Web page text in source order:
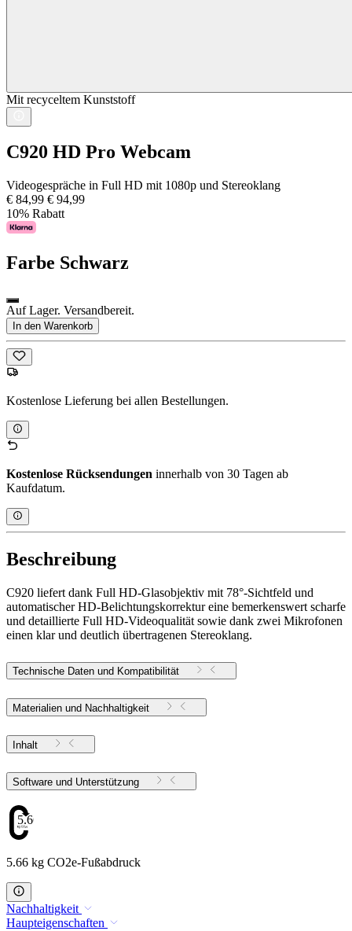
Mit recyceltem Kunststoff
C920 HD Pro Webcam
Videogespräche in Full HD mit 1080p und Stereoklang
€ 84,99 € 94,99
10% Rabatt
Farbe Schwarz
Auf Lager. Versandbereit.
In den Warenkorb
Kostenlose Lieferung bei allen Bestellungen.
Kostenlose Rücksendungen innerhalb von 30 Tagen ab
Kaufdatum.
Beschreibung
C920 liefert dank Full HD-Glasobjektiv mit 78°-Sichtfeld und
automatischer HD-Belichtungskorrektur eine bemerkenswert scharfe
und detaillierte Full HD-Videoqualität sowie dank zwei Mikrofonen
einen klar und deutlich übertragenen Stereoklang.
Technische Daten und Kompatibilität
Materialien und Nachhaltigkeit
Inhalt
Software und Unterstützung
5.66
5.66 kg CO2e-Fußabdruck
Nachhaltigkeit
Haupteigenschaften